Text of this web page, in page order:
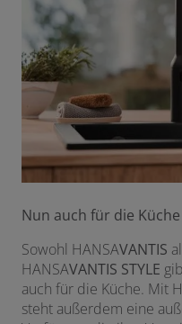
Nun auch für die Küche
Sowohl HANSAVANTIS
HANSAVANTIS STYLE
auch für die Küche. Mit
steht außerdem eine